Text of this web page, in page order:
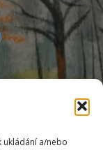
ukládání a/nebo